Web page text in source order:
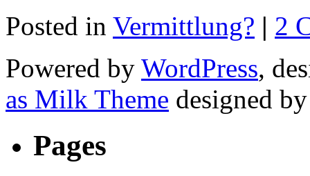
Posted in Vermittlung? | 2
Powered by WordPress,
as Milk Theme designed
Pages